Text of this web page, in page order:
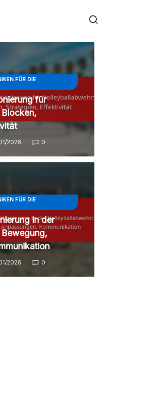
FÜR DIE
für
2026 0
FÜR DIE
in der
2026 0